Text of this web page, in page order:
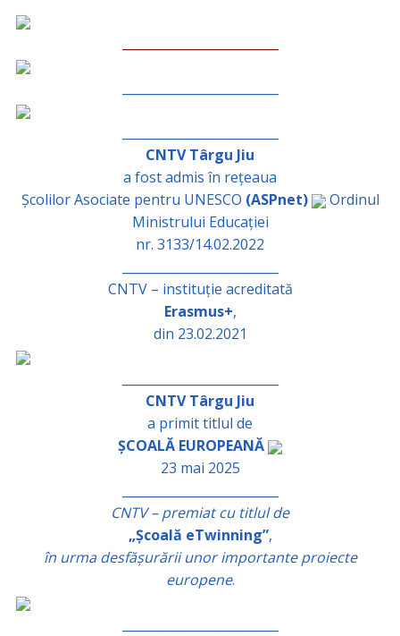
CNTV Târgu Jiu
a fost admis în rețeaua
Școlilor Asociate pentru UNESCO (ASPnet)
Ordinul
Ministrului Educației
nr. 3133/14.02.2022
CNTV – instituție acreditată
Erasmus+,
din 23.02.2021
CNTV Târgu Jiu
a primit titlul de
ȘCOALĂ EUROPEANĂ
23 mai 2025
CNTV – premiat cu titlul de
„Școală eTwinning”,
în urma desfășurării unor importante proiecte
europene.